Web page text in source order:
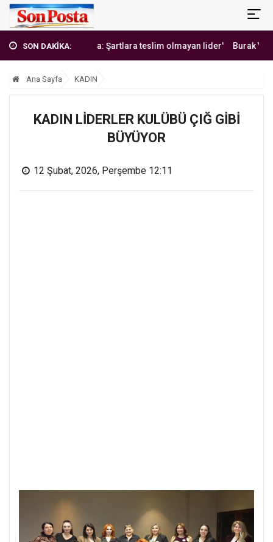
SON DAKİKA:
'Erbakan Hoca: Şartlara teslim olmayan lider' Burak Yılmaz'dan
Ana Sayfa KADIN
KADIN LİDERLER KULÜBÜ ÇIĞ GİBİ
BÜYÜYOR
12 Şubat, 2026, Perşembe 12:11